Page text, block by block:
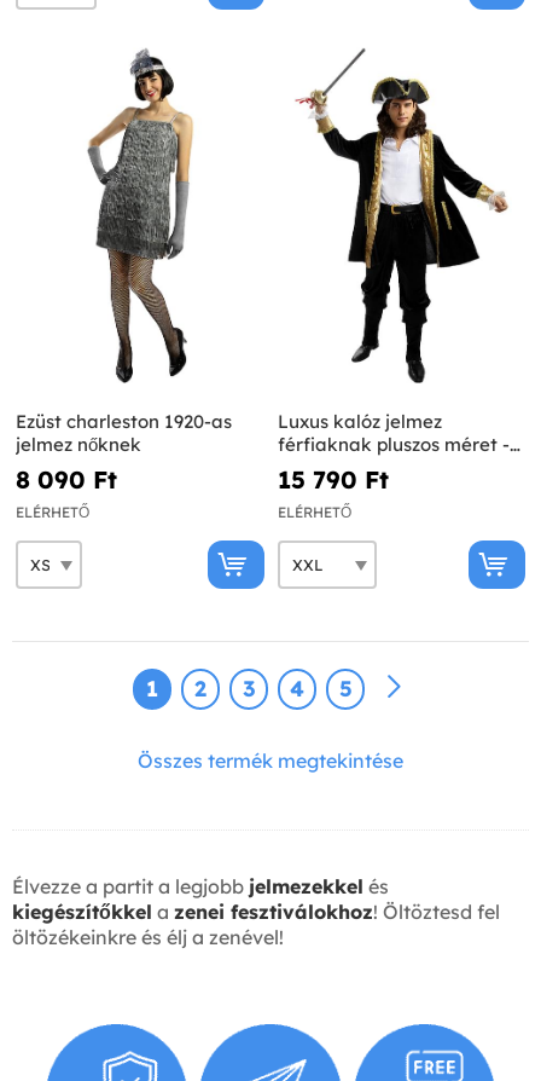
Ezüst charleston 1920-as
jelmez nőknek
8 090 Ft‎
ELÉRHETŐ
Luxus kalóz jelmez
férfiaknak pluszos méret -
Gyarmati Kollekció
15 790 Ft‎
ELÉRHETŐ
1 2 3 4 5
Összes termék megtekintése
Élvezze a partit a legjobb jelmezekkel és
kiegészítőkkel a zenei fesztiválokhoz! Öltöztesd fel
öltözékeinkre és élj a zenével!